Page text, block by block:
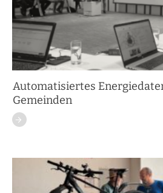
Automatisiertes
Gemeinden